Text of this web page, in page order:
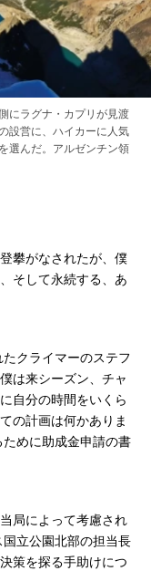
にラグナ・カプリが見渡
設営に、ハイカーに人気
選んだ。アルゼンチン領
攀がなされたが、僕
そして永続する、あ
クライマーのステフ
は来シーズン、チャ
自分の時間をいくら
の計画は何かありま
めに助成金申請の書
局によって考慮され
立公園北部の担当長
策を探る手助けにつ